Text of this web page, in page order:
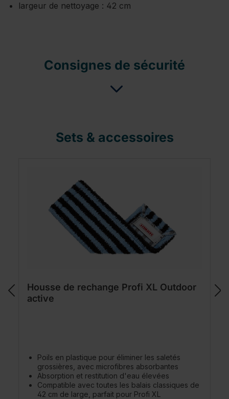
largeur de nettoyage : 42 cm
Consignes de sécurité
Sets & accessoires
Housse de rechange Profi XL Outdoor
active
Poils en plastique pour éliminer les saletés
grossières, avec microfibres absorbantes
Absorption et restitution d'eau élevées
Compatible avec toutes les balais classiques de
42 cm de large, parfait pour Profi XL